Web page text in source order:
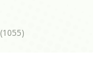
(1055)